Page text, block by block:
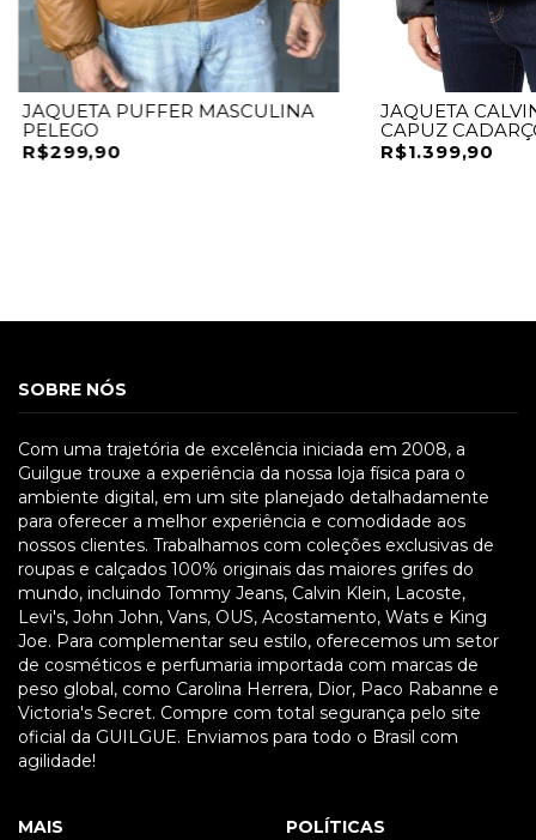
JAQUETA PUFFER MASCULINA
PELEGO
R$299,90
JAQUETA
CAPUZ
R$1.399,90
SOBRE NÓS
Com uma trajetória de excelência iniciada em 2008, a
Guilgue trouxe a experiência da nossa loja física para o
ambiente digital, em um site planejado detalhadamente
para oferecer a melhor experiência e comodidade aos
nossos clientes. Trabalhamos com coleções exclusivas de
roupas e calçados 100% originais das maiores grifes do
mundo, incluindo Tommy Jeans, Calvin Klein, Lacoste,
Levi's, John John, Vans, OUS, Acostamento, Wats e King
Joe. Para complementar seu estilo, oferecemos um setor
de cosméticos e perfumaria importada com marcas de
peso global, como Carolina Herrera, Dior, Paco Rabanne e
Victoria's Secret. Compre com total segurança pelo site
oficial da GUILGUE. Enviamos para todo o Brasil com
agilidade!
MAIS POLÍTICAS